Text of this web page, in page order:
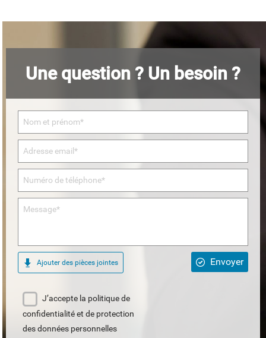
Une question ? Un besoin ?
Ajouter des pièces jointes
J’accepte la politique de
confidentialité et de protection
des données personnelles
Envoyer